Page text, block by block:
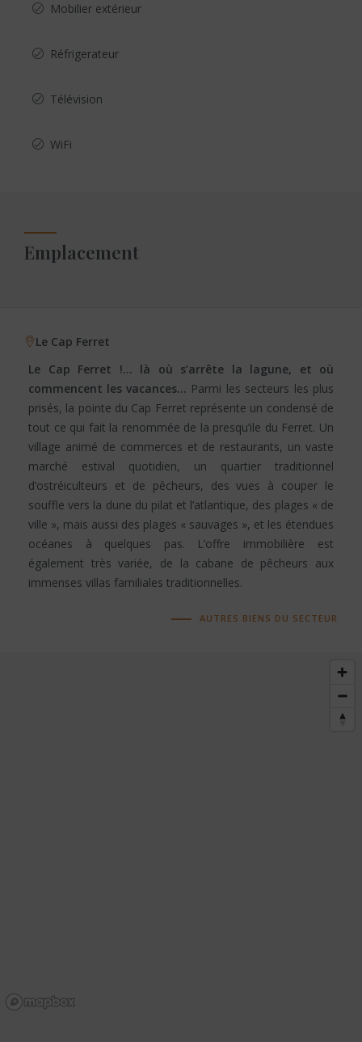
Mobilier extérieur
Réfrigerateur
Télévision
WiFi
Emplacement
Le Cap Ferret
Le Cap Ferret !… là où s’arrête la lagune, et où
commencent les vacances…
prisés, la pointe du Cap Ferret représente un condensé de
tout ce qui fait la renommée de la presqu’ile du Ferret. Un
village animé de commerces et de restaurants, un vaste
marché estival quotidien, un quartier traditionnel
d’ostréiculteurs et de pêcheurs, des vues à couper le
souffle vers la dune du pilat et l’atlantique, des plages « de
ville », mais aussi des plages « sauvages », et les étendues
océanes à quelques pas. L’offre immobilière est
également très variée, de la cabane de pêcheurs aux
immenses villas familiales traditionnelles.
AUTRES BIENS DU SECTEUR